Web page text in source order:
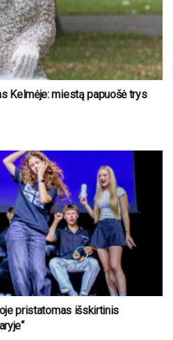
Kelmėje: miestą papuošė trys
pristatomas išskirtinis